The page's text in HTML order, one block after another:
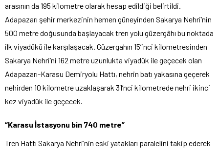
arasının da 195 kilometre olarak hesap edildiği belirtildi.
Adapazarı şehir merkezinin hemen güneyinden Sakarya Nehri’nin
500 metre doğusunda başlayacak tren yolu güzergâhı bu noktada
ilk viyadükü ile karşılaşacak. Güzergahın 15’inci kilometresinden
Sakarya Nehri’ni 162 metre uzunlukta viyadük ile geçecek olan
Adapazarı-Karasu Demiryolu Hattı, nehrin batı yakasına geçerek
nehirden 10 kilometre uzaklaşarak 31’nci kilometrede nehri ikinci
kez viyadük ile geçecek.
“Karasu İstasyonu bin 740 metre”
Tren Hattı Sakarya Nehri’nin eski yatakları paralelini takip ederek